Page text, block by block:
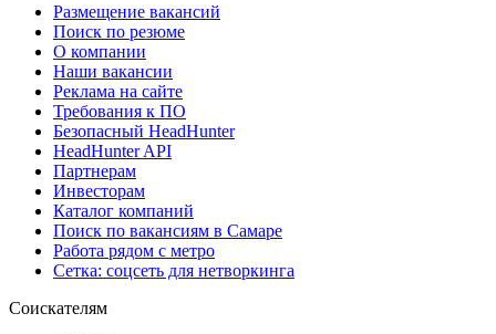
Размещение вакансий
Поиск по резюме
О компании
Наши вакансии
Реклама на сайте
Требования к ПО
Безопасный HeadHunter
HeadHunter API
Партнерам
Инвесторам
Каталог компаний
Поиск по вакансиям в Самаре
Работа рядом с метро
Сетка: соцсеть для нетворкинга
Соискателям